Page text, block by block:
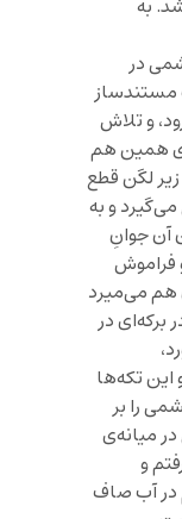
به
در
مستندساز
و تلاش
همین هم
لگن قطع
و به
آن جوانِ
فراموش
هم می‌میرد
در
این تکه‌ها
را بر
در میانه‌ی
و
در آب صاف